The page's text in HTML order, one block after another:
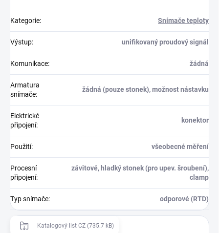
Kategorie: Snímače teploty
Výstup: unifikovaný proudový signál
Komunikace: žádná
Armatura
snímače:
žádná (pouze stonek), možnost nástavku
Elektrické
připojení:
konektor
Použití: všeobecné měření
Procesní
připojení:
závitové, hladký stonek (pro upev. šroubení),
clamp
Typ snímače: odporové (RTD)
Katalogový list CZ (735.7 kB)